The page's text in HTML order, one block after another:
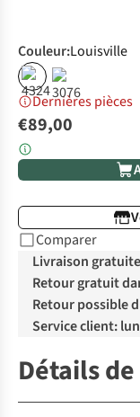
Couleur:Louisville
Dernières pièces
€89,00
Comparer
Livraison
Retour gratuit
Retour possible
Service client:
Détails